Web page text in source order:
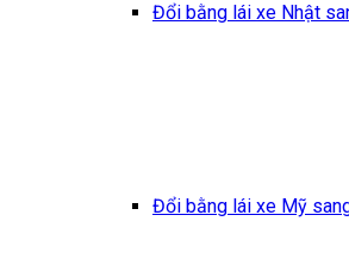
Đổi bằng lái xe Nhật
Đổi bằng lái xe Mỹ